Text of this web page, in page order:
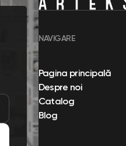
NAVIGARE
Pagina principală
Despre noi
Catalog
Blog